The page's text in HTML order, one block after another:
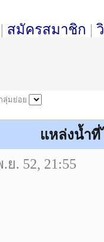
| สมัครสมาชิก |
ลุ่มย่อย
แหล่งน้ำ
.ย. 52, 21:55